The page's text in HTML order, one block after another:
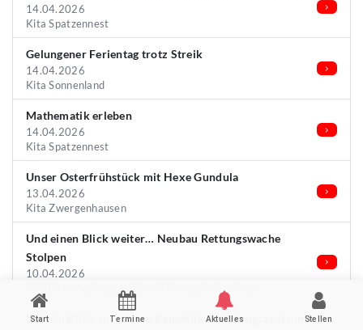
14.04.2026
Kita Spatzennest
Gelungener Ferientag trotz Streik
14.04.2026
Kita Sonnenland
Mathematik erleben
14.04.2026
Kita Spatzennest
Unser Osterfrühstück mit Hexe Gundula
13.04.2026
Kita Zwergenhausen
Und einen Blick weiter… Neubau Rettungswache
Stolpen
10.04.2026
ASB Rettungsdienst-gGmbH Neustadt/Sachsen
Mal ein Blick auf unsere Baustelle: Schulungszentrum
Start Termine Aktuelles Stellen